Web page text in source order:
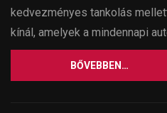
kedvezményes tankolás
kínál, amelyek a mindennapi
BŐVEBBEN…